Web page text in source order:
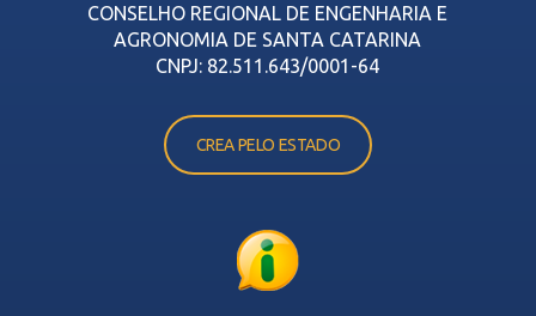
CONSELHO REGIONAL DE ENGENHARIA E
AGRONOMIA DE SANTA CATARINA
CNPJ: 82.511.643/0001-64
CREA PELO ESTADO